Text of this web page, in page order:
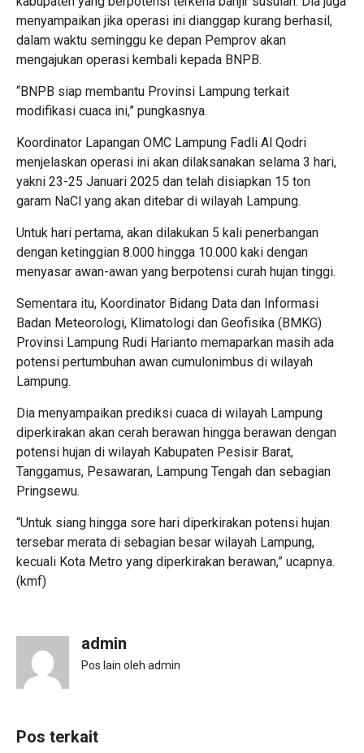
menyampaikan jika operasi ini dianggap kurang berhasil,
dalam waktu seminggu ke depan Pemprov akan
mengajukan operasi kembali kepada BNPB.
“BNPB siap membantu Provinsi Lampung terkait
modifikasi cuaca ini,” pungkasnya.
Koordinator Lapangan OMC Lampung Fadli Al Qodri
menjelaskan operasi ini akan dilaksanakan selama 3 hari,
yakni 23-25 Januari 2025 dan telah disiapkan 15 ton
garam NaCl yang akan ditebar di wilayah Lampung.
Untuk hari pertama, akan dilakukan 5 kali penerbangan
dengan ketinggian 8.000 hingga 10.000 kaki dengan
menyasar awan-awan yang berpotensi curah hujan tinggi.
Sementara itu, Koordinator Bidang Data dan Informasi
Badan Meteorologi, Klimatologi dan Geofisika (BMKG)
Provinsi Lampung Rudi Harianto memaparkan masih ada
potensi pertumbuhan awan cumulonimbus di wilayah
Lampung.
Dia menyampaikan prediksi cuaca di wilayah Lampung
diperkirakan akan cerah berawan hingga berawan dengan
potensi hujan di wilayah Kabupaten Pesisir Barat,
Tanggamus, Pesawaran, Lampung Tengah dan sebagian
Pringsewu.
“Untuk siang hingga sore hari diperkirakan potensi hujan
tersebar merata di sebagian besar wilayah Lampung,
kecuali Kota Metro yang diperkirakan berawan,” ucapnya.
(kmf)
admin
Pos lain oleh admin
Pos terkait